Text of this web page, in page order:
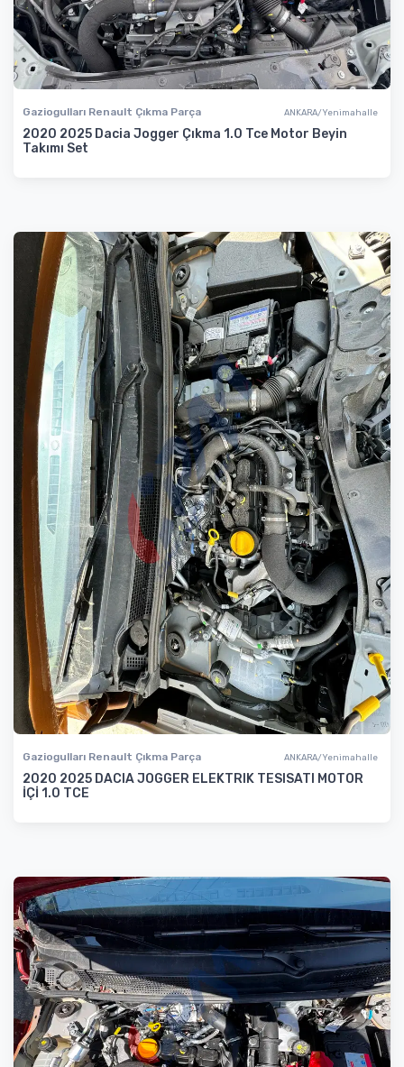
Gaziogulları Renault Çıkma Parça ANKARA/Yenimahalle
2020 2025 Dacia Jogger Çıkma 1.0 Tce Motor Beyin
Takımı Set
Gaziogulları Renault Çıkma Parça ANKARA/Yenimahalle
2020 2025 DACIA JOGGER ELEKTRIK TESISATI MOTOR
İÇİ 1.0 TCE